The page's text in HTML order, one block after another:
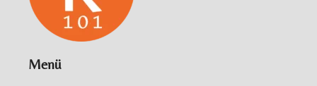
Menü